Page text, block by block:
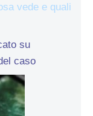
vede e quali
su
caso